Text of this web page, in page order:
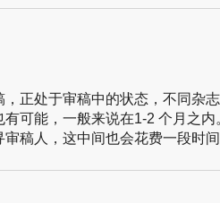
正处于审稿中的状态，不同杂
可能，一般来说在1-2 个月之
稿人，这中间也会花费一段时